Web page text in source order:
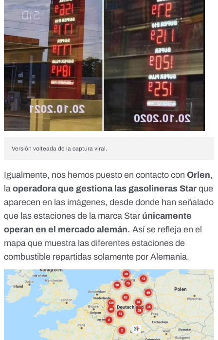
Versión volteada de la captura viral.
Igualmente, nos hemos puesto en contacto con Orlen,
la operadora que gestiona las gasolineras Star que
aparecen en las imágenes, desde donde han señalado
que las estaciones de la marca Star únicamente
operan en el mercado alemán. Así se refleja en el
mapa que muestra las diferentes estaciones de
combustible repartidas solamente por Alemania.